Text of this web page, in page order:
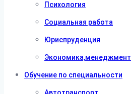
Психология
Социальная работа
Юриспруденция
Экономика,менеджмент
Обучение по специальности